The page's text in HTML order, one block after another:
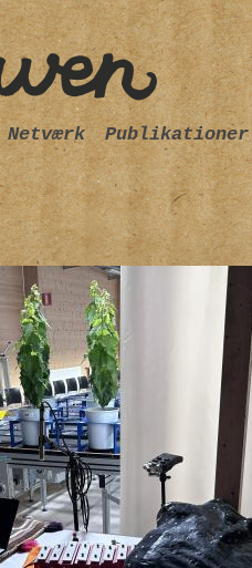
Netværk Publikationer